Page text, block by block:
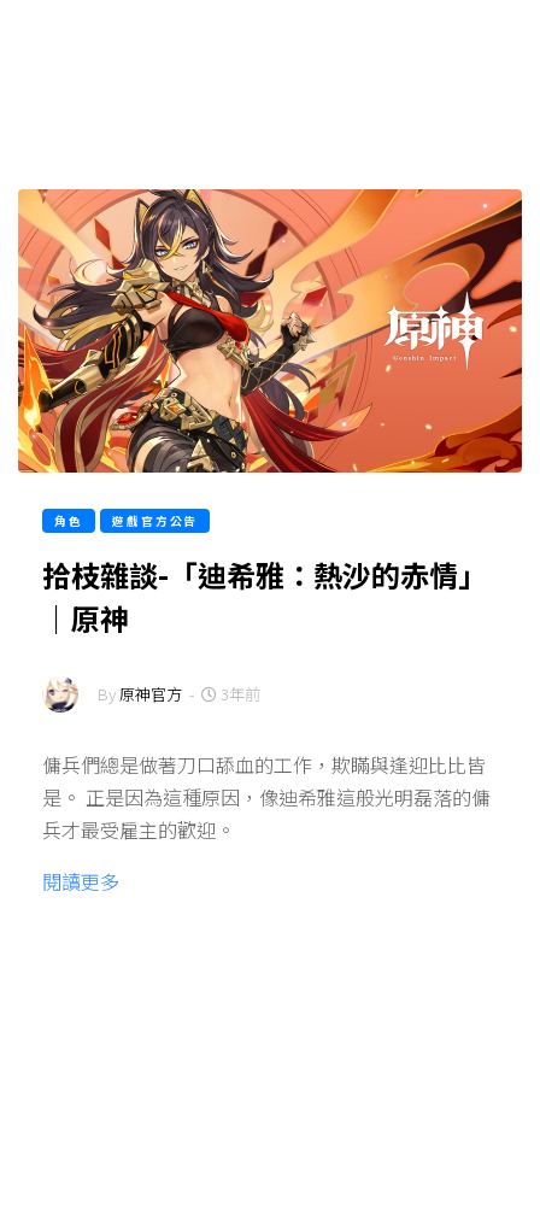
角色 遊戲官方公告
拾枝雜談-「迪希雅：熱沙的赤情」
｜原神
By原神官方 - 3年前
傭兵們總是做著刀口舔血的工作，欺瞞與逢迎比比皆
是。 正是因為這種原因，像迪希雅這般光明磊落的傭
兵才最受雇主的歡迎。
閱讀更多